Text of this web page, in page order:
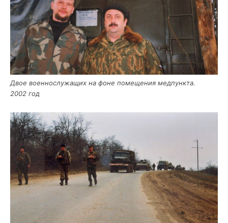
Двое воен­но­слу­жа­щих на фоне поме­ще­ния мед­пунк­та.
2002 год